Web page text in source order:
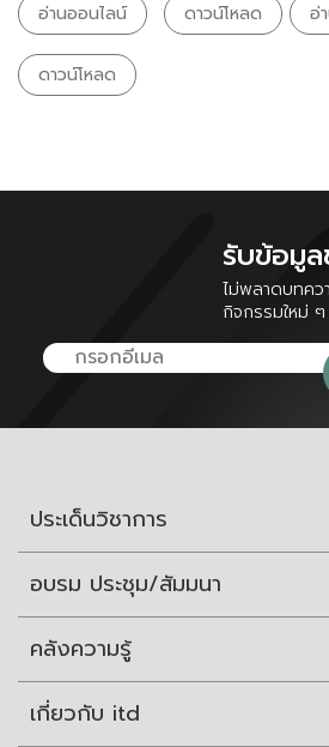
อ่านออนไลน์ ดาวน์โหลด อ่
ดาวน์โหลด
รับข้อมูล
ไม่พลาดบทคว
กิจกรรมใหม่
ประเด็นวิชาการ
อบรม ประชุม/สัมมนา
คลังความรู้
เกี่ยวกับ itd